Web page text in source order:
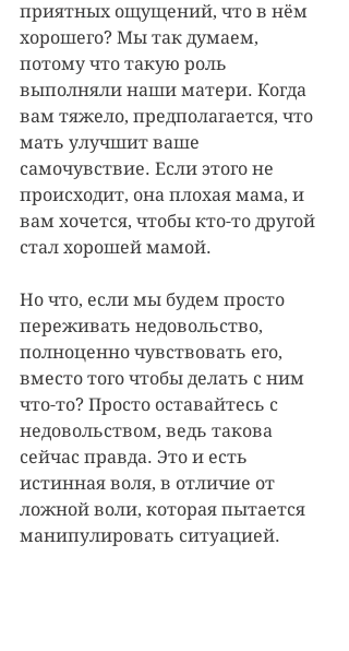
приятных ощущений, что в нём
хорошего? Мы так думаем,
потому что такую роль
выполняли наши матери. Когда
вам тяжело, предполагается, что
мать улучшит ваше
самочувствие. Если этого не
происходит, она плохая мама, и
вам хочется, чтобы кто-то другой
стал хорошей мамой.
Но что, если мы будем просто
переживать недовольство,
полноценно чувствовать его,
вместо того чтобы делать с ним
что-то? Просто оставайтесь с
недовольством, ведь такова
сейчас правда. Это и есть
истинная воля, в отличие от
ложной воли, которая пытается
манипулировать ситуацией.